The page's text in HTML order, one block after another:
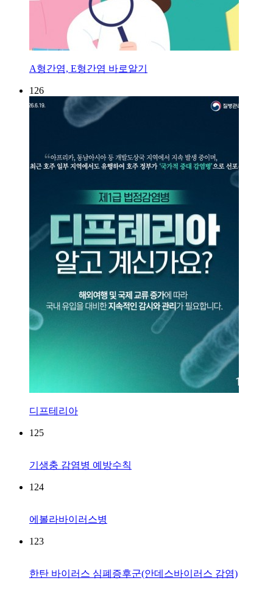
A형간염, E형간염 바로알기
126
디프테리아
125
기생충 감염병 예방수칙
124
에볼라바이러스병
123
한탄 바이러스 심폐증후군(안데스바이러스 감염)